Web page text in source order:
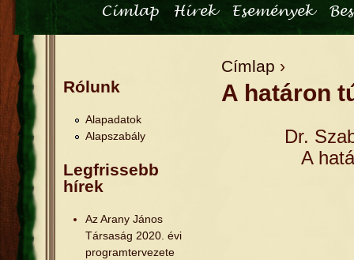
Főmenü
Címlap Hírek Események
Jelenlegi hely
Címlap ›
A határon
Dr.
A
Rólunk
Alapadatok
Alapszabály
Legfrissebb
hírek
Az Arany János
Társaság 2020. évi
programtervezete